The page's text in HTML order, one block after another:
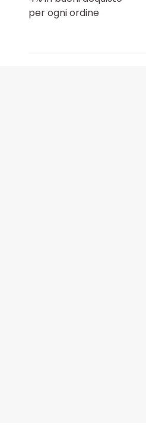
per ogni ordine